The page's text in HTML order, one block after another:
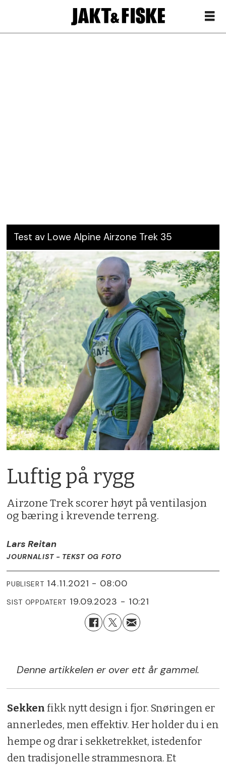
Test av Lowe Alpine Airzone Trek 35
Luftig på rygg
Airzone Trek scorer høyt på ventilasjon
og bæring i krevende terreng.
Lars Reitan
JOURNALIST - TEKST OG FOTO
PUBLISERT 14.11.2021 - 08:00
SIST OPPDATERT 19.09.2023 - 10:21
Denne artikkelen er over ett år gammel.
Sekken fikk nytt design i fjor. Snøringen er
annerledes, men effektiv. Her holder du i en
hempe og drar i sekketrekket, istedenfor
den tradisjonelle strammesnora. Et